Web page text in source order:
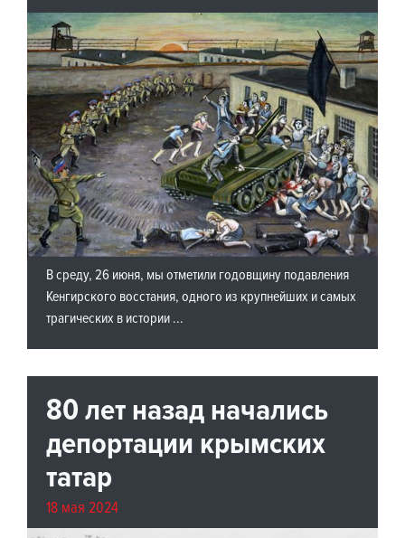
В среду, 26 июня, мы отметили годовщину подавления
Кенгирского восстания, одного из крупнейших и самых
трагических в истории ...
80 лет назад начались
депортации крымских
татар
18 мая 2024